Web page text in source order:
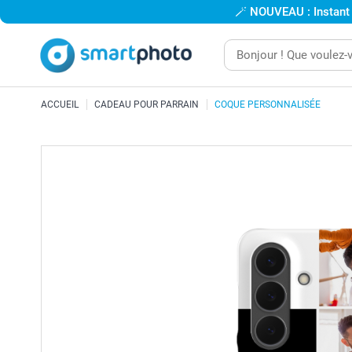
🪄 NOUVEAU :
ACCUEIL CADEAU POUR PARRAIN COQUE PERSONNALISÉE